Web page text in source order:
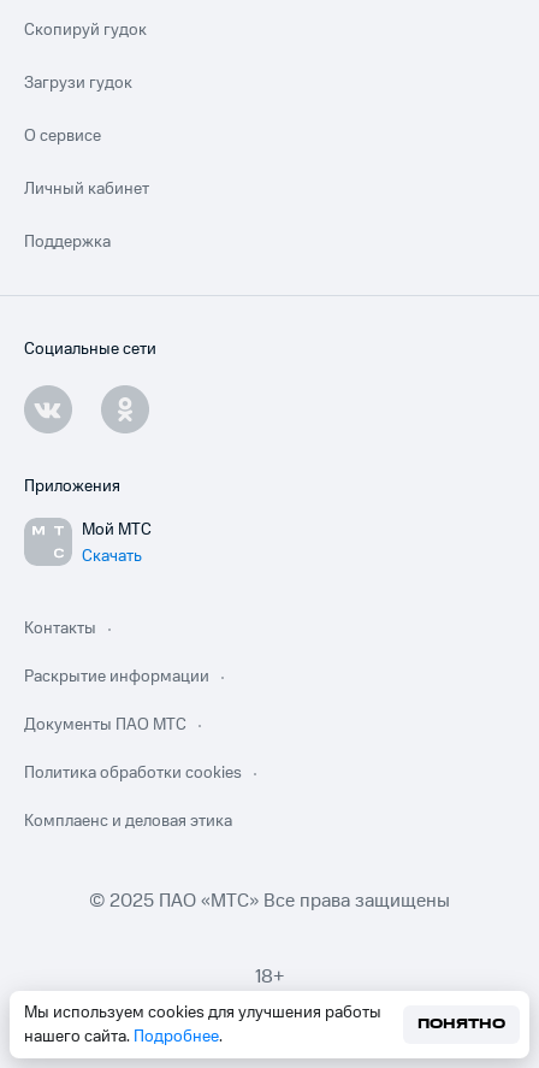
Мы используем cookies для улучшения работы
нашего сайта. Подробнее.
ПОНЯТНО
Скопируй гудок
Загрузи гудок
О сервисе
Личный кабинет
Поддержка
Социальные сети
Приложения
Мой МТС
Скачать
Контакты
Раскрытие информации
Документы ПАО МТС
Политика обработки cookies
Комплаенс и деловая этика
© 2025 ПАО «МТС» Все права защищены
18+